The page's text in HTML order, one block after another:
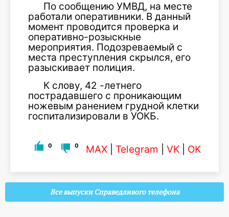
По сообщению УМВД, на месте
работали оперативники. В данный
момент проводится проверка и
оперативно-розыскные
мероприятия. Подозреваемый с
места преступления скрылся, его
разыскивает полиция.
К слову, 42 -летнего
пострадавшего с проникающим
ножевым ранением грудной клетки
госпитализировали в УОКБ.
0 0 MAX Telegram VK OK
Все выпуски Справедливого телефона